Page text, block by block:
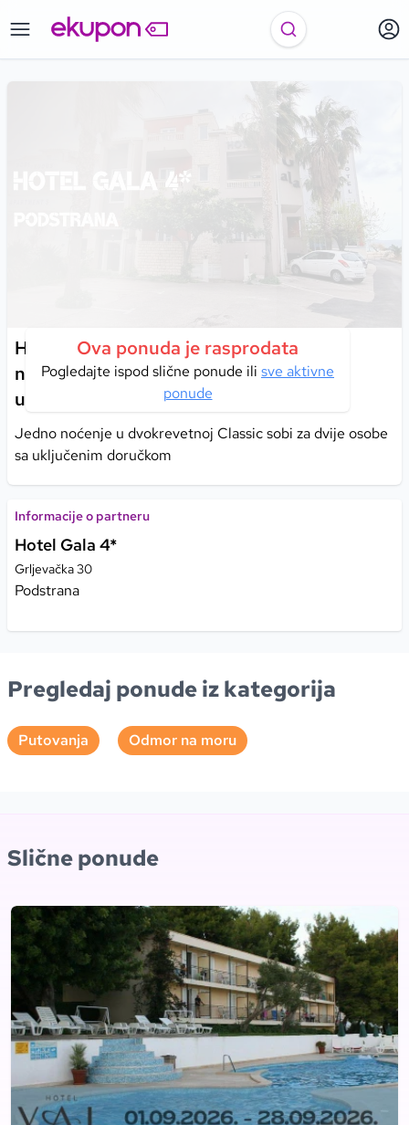
Ova ponuda je rasprodata
Pogledajte ispod slične ponude ili sve aktivne
ponude
Hotel Gala 4* u Podstrani – provedite
nezaboravne dane uz plažu, vrhunsku
uslugu i ljepote dalmatinske obale!
Jedno noćenje u dvokrevetnoj Classic sobi za dvije osobe
sa uključenim doručkom
Informacije o partneru
Hotel Gala 4*
Grljevačka 30
Podstrana
Pregledaj ponude iz kategorija
Putovanja Odmor na moru
Slične ponude